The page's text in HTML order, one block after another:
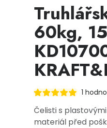
60kg,
1
Čelisti s
materiál před